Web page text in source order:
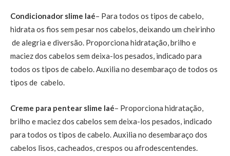
Condicionador slime Iaé– Para todos os tipos de cabelo,
hidrata os fios sem pesar nos cabelos, deixando um cheirinho
de alegria e diversão. Proporciona hidratação, brilho e
maciez dos cabelos sem deixa-los pesados, indicado para
todos os tipos de cabelo. Auxilia no desembaraço de todos os
tipos de cabelo.
Creme para pentear slime Iaé– Proporciona hidratação,
brilho e maciez dos cabelos sem deixa-los pesados, indicado
para todos os tipos de cabelo. Auxilia no desembaraço dos
cabelos lisos, cacheados, crespos ou afrodescentendes.